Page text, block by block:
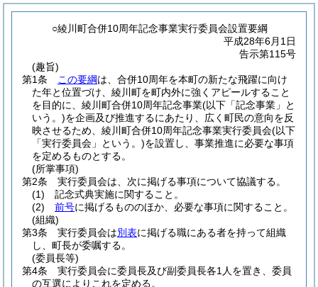
○綾川町合併10周年記念事業実行委員会設置要綱
平成28年6月1日
告示第115号
(趣旨)
第1条
この要綱は、合併10周年を本町の新たな飛躍に向け
た年と位置づけ、綾川町を町内外に強くアピールすること
を目的に、綾川町合併10周年記念事業(以下「記念事業」と
いう。)を企画及び推進するにあたり、広く町民の意向を反
映させるため、綾川町合併10周年記念事業実行委員会(以下
「実行委員会」という。)を設置し、事業推進に必要な事項
を定めるものとする。
(所掌事項)
第2条
実行委員会は、次に掲げる事項について協議する。
(1)
記念式典実施に関すること。
(2)
前号に掲げるもののほか、必要な事項に関すること。
(組織)
第3条
実行委員会は別表に掲げる職にある者を持って組織
し、町長が委嘱する。
(委員長等)
第4条
実行委員会に委員長及び副委員長各1人を置き、委員
の互選によりこれを定める。